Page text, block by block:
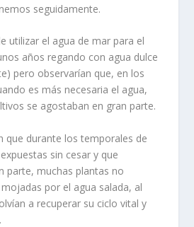
seguidamente.
utilizar el agua de mar para el
años regando con agua dulce
pero observarían que, en los
es más necesaria el agua,
se agostaban en gran parte.
que durante los temporales de
sin cesar y que
parte, muchas plantas no
por el agua salada, al
a recuperar su ciclo vital y